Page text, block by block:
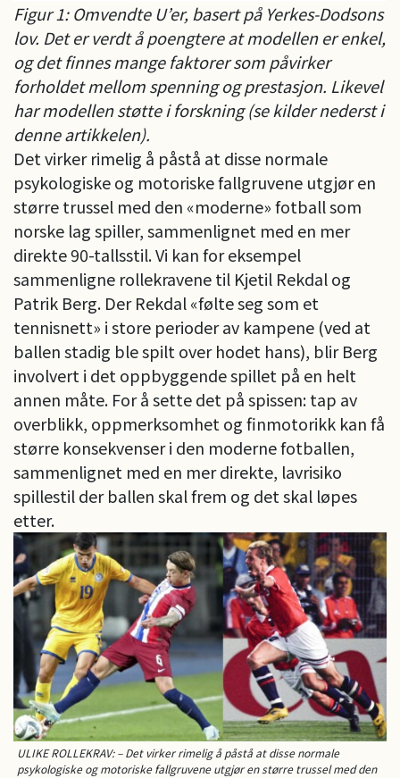
Figur 1: Omvendte U’er, basert på Yerkes-Dodsons
lov. Det er verdt å poengtere at modellen er enkel,
og det finnes mange faktorer som påvirker
forholdet mellom spenning og prestasjon. Likevel
har modellen støtte i forskning (se kilder nederst i
denne artikkelen).
Det virker rimelig å påstå at disse normale
psykologiske og motoriske fallgruvene utgjør en
større trussel med den «moderne» fotball som
norske lag spiller, sammenlignet med en mer
direkte 90-tallsstil. Vi kan for eksempel
sammenligne rollekravene til Kjetil Rekdal og
Patrik Berg. Der Rekdal «følte seg som et
tennisnett» i store perioder av kampene (ved at
ballen stadig ble spilt over hodet hans), blir Berg
involvert i det oppbyggende spillet på en helt
annen måte. For å sette det på spissen: tap av
overblikk, oppmerksomhet og finmotorikk kan få
større konsekvenser i den moderne fotballen,
sammenlignet med en mer direkte, lavrisiko
spillestil der ballen skal frem og det skal løpes
etter.
ULIKE ROLLEKRAV: – Det virker rimelig å påstå at disse normale
psykologiske og motoriske fallgruvene utgjør en større trussel med den